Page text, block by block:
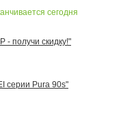
сегодня
- получи скидку!"
серии Pura 90s"